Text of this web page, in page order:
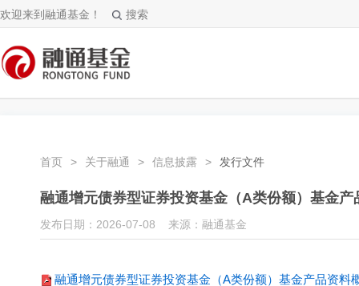
欢迎来到融通基金！ 搜索
首页 > 关于融通 > 信息披露 > 发行文件
融通增元债券型证券投资基金（A类份额）基金
发布日期：2026-07-08 来源：融通基金
融通增元债券型证券投资基金（A类份额）基金产品资料